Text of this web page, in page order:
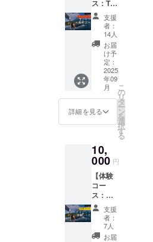
押しが、私
たちをここ
まで育てて
フリーダイ
ビングを通
んの人が集
い、錦江湾
を囲む地域
をさらに盛
り上げてい
たいと思い
活動してい
様の交
通費や
滞在費
は各自
でご負
担くだ
さい。
・クラ
ウド
ファン
グ終了
後、日
報を
メール
にてご
案内し
ます。
■ お礼
メール
・ 記載
いただ
いた
さい。
クラウ
ドファ
ンディ
ング終
了から1
週間以
内にお
送りい
たしま
す。 [注
意事項
でのご
希望の
サイズ
と生地
色を記
載いた
だける
と助か
りま
す。※こ
追加以
外、全
く同じ
内容に
なりま
す。 ■
Volcano
Cupオ
リジナ
ルＴ
シャツ
※ 桜島
んがデ
ザイ
ン！ ・
サイ
ズ：S・
M・L・
XL・
XXXL
・素
材：綿
ス：T
シャツ
x 動画
記名】
■
Volcano
Cupオ
リジナ
ルＴ
シャツ
桜島在
住の山
下ゆり
なさん
インし
てくれ
ていま
す！ ・
サイ
ズ：S・
M・L・
XXXL
・素
材：綿
支援
者：
14人
お届
け予
定：
2025
年09
月
詳細を見る
こ
の
リ
タ
ー
ン
を
選
択
す
る
10,
000 円
【体験
コー
ス：フ
リーダ
イビン
グ体験1
人セッ
支援
者：
7人
お届